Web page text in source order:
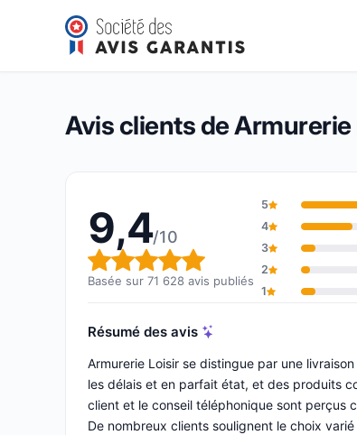
Armurerie Loisir
Note globale : 9,4 sur 10
9,4/10(71 628 avis)
Avis clients de Armurerie
9,4/10
Note globale : 9,4 sur 10
Basée sur 71 628 avis publiés
5
4
3
2
1
Résumé des avis
Armurerie Loisir se distingue par une
les délais et en parfait état, et des produits
client et le conseil téléphonique sont perçus
De nombreux clients soulignent le choix